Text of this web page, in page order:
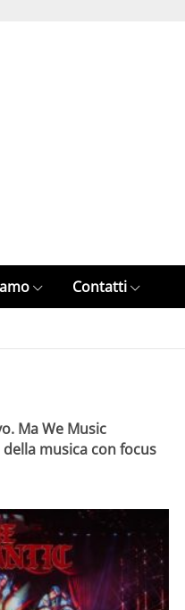
Contatti
Ma We Music
musica con focus